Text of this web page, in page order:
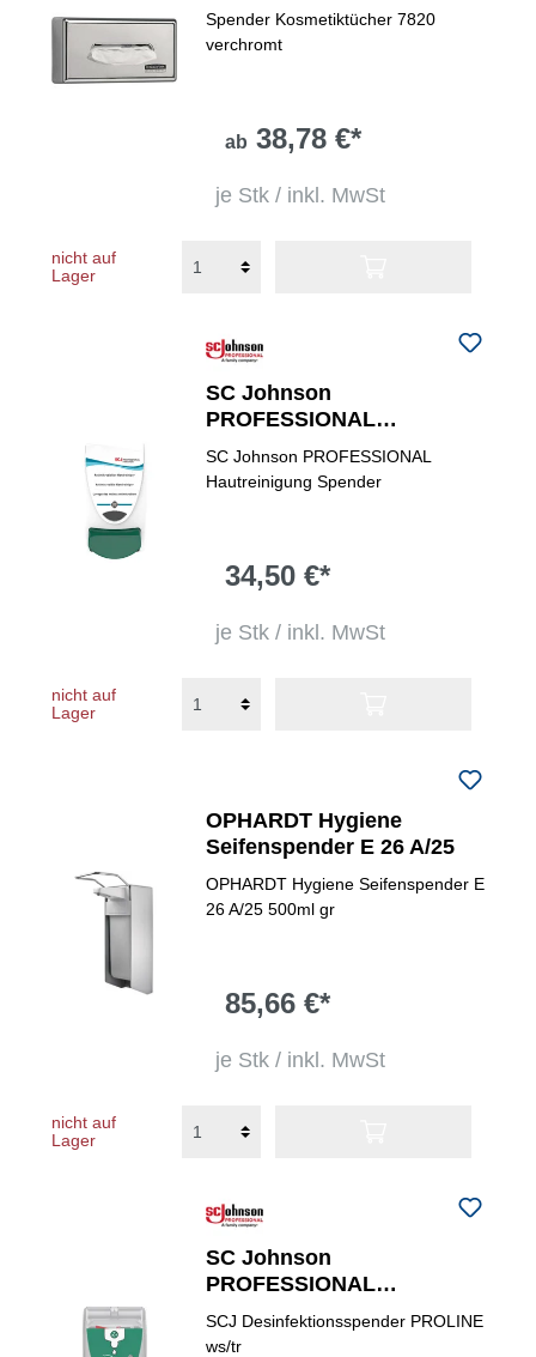
Spender Kosmetiktücher 7820
verchromt
ab 38,78 €*
je Stk / inkl. MwSt
nicht auf
Lager
SC Johnson
PROFESSIONAL
Hautschutzspender Proline
Antimikrobiell
SC Johnson PROFESSIONAL
Hautreinigung Spender
34,50 €*
je Stk / inkl. MwSt
nicht auf
Lager
OPHARDT Hygiene
Seifenspender E 26 A/25
OPHARDT Hygiene Seifenspender E
26 A/25 500ml gr
85,66 €*
je Stk / inkl. MwSt
nicht auf
Lager
SC Johnson
PROFESSIONAL
Desinfektionsspender
PROLINE
SCJ Desinfektionsspender PROLINE
ws/tr